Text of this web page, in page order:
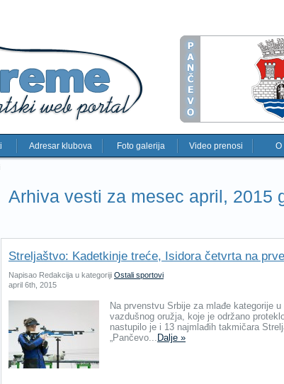
Adresar klubova Foto galerija Video prenosi O
Arhiva vesti za mesec april, 2015
Streljaštvo: Kadetkinje treće, Isidora četvrta na
Napisao Redakcija u kategoriji Ostali sportovi
april 6th, 2015
Na prvenstvu Srbije za mlađe kategorije
vazdušnog oružja, koje je održano
nastupilo je i 13 najmlađih takmičara
„Pančevo... Dalje »